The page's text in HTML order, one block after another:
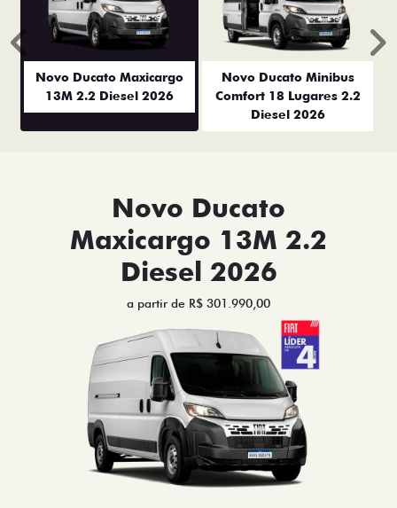
Novo Ducato Maxicargo
13M 2.2 Diesel 2026
Novo Ducato Minibus
Comfort 18 Lugares 2.2
Diesel 2026
Anterior
Novo Ducato
Maxicargo 13M 2.2
Diesel 2026
a partir de R$ 301.990,00